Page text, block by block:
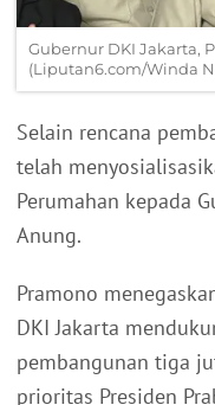
Gubernur DKI Jakarta,
(Liputan6.com/Winda
Selain rencana
telah
Perumahan kepada
Anung.
Pramono
DKI Jakarta
pembangunan tiga
prioritas Presiden